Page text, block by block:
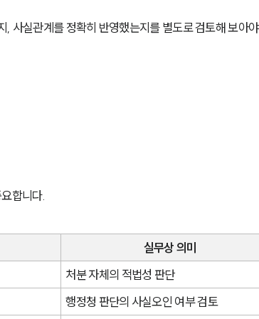
사실관계를 정확히 반영했는지를 별도로 검토해 보아
합니다.
실무상 의미
처분 자체의 적법성 판단
행정청 판단의 사실오인 여부 검토